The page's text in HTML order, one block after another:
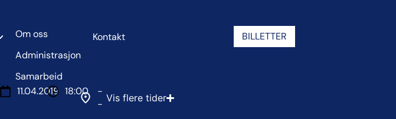
Om oss
Administrasjon
Samarbeid
Kontakt BILLETTER
11.04.2019 18:00
-
- Vis flere tider